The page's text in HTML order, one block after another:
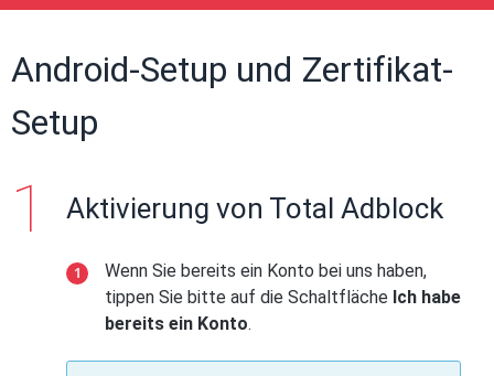
Android-Setup und Zertifikat-
Setup
Aktivierung von Total Adblock
Wenn Sie bereits ein Konto bei uns haben,
tippen Sie bitte auf die Schaltfläche Ich habe
bereits ein Konto.